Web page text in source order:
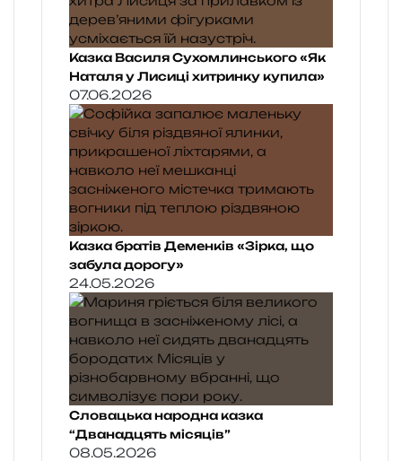
Казка Василя Сухомлинського «Як
Наталя у Лисиці хитринку купила»
07.06.2026
Казка братів Деменків «Зірка, що
забула дорогу»
24.05.2026
Словацька народна казка
“Дванадцять місяців”
08.05.2026